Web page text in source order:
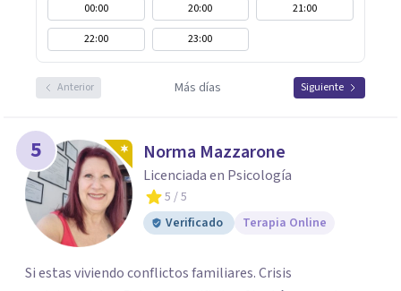
00:00 20:00
21:00
22:00
23:00
Anterior Más días Siguiente
5 Norma Mazzarone
Licenciada en Psicología
5 / 5
Verificado
Terapia Online
Si estas viviendo conflictos familiares. Crisis